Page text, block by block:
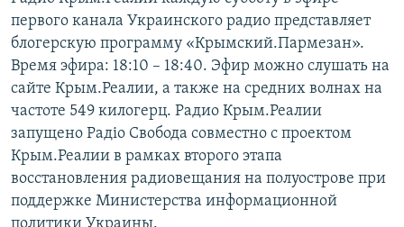
первого канала Украинского радио представляет
блогерскую программу «Крымский.Пармезан».
Время эфира: 18:10 – 18:40. Эфир можно слушать на
сайте Крым.Реалии, а также на средних волнах на
частоте 549 килогерц. Радио Крым.Реалии
запущено Радіо Свобода совместно с проектом
Крым.Реалии в рамках второго этапа
восстановления радиовещания на полуострове при
поддержке Министерства информационной